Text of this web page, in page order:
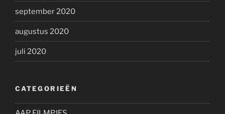
september 2020
augustus 2020
juli 2020
CATEGORIEËN